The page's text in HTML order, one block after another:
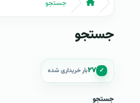
جستجو
جستجو
✓ ۲۷بار خریداری شده
جستجو